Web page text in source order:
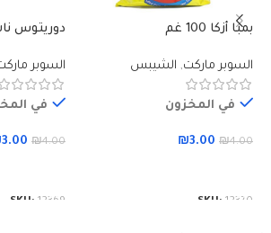
بمبا أزكا 100 غم
السوبر ماركت, الشيبس
في المخزون
₪4.00
₪3.00
SKU: 12370
دوريتوس ناشوز
السوبر
في
₪4.00
3.00
SKU: 12369